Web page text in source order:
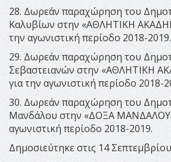
28. Δωρεάν παραχώρηση του
Καλυβίων στην «ΑΘΛΗΤΙΚΗ
την αγωνιστική περίοδο 2018-2019.
29. Δωρεάν παραχώρηση του
Σεβαστειανών στην «ΑΘΛΗΤΙΚΗ
για την αγωνιστική περίοδο 2018-
30. Δωρεάν παραχώρηση του
Μανδάλου στην «ΔΟΞΑ
αγωνιστική περίοδο 2018-2019.
Δημοσιεύτηκε στις 14